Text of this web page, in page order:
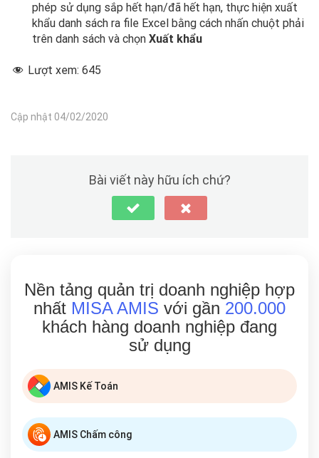
phép sử dụng sắp hết hạn/đã hết hạn, thực hiện xuất
khẩu danh sách ra file Excel bằng cách nhấn chuột phải
trên danh sách và chọn Xuất khẩu
Lượt xem: 645
Cập nhật 04/02/2020
Bài viết này hữu ích chứ?
Nền tảng quản trị doanh nghiệp hợp
nhất MISA AMIS với gần 200.000
khách hàng doanh nghiệp đang
sử dụng
AMIS Kế Toán
AMIS Chấm công